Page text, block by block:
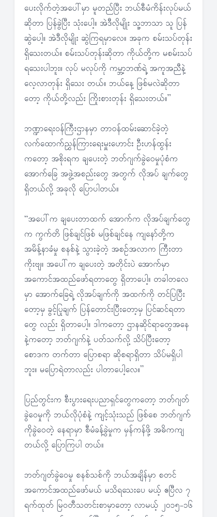
ပေးလိုက်တဲ့အပေါ်မှာ မူတည်ပြီး ဘယ်စီမံကိန်းလုပ်မယ်
ဆိုတာ ပြန်ခွဲပြီး သုံးပေါ့။ အဲဒီလိုမျိုး သူ့ဘာသာ သူ ပြန်
ဆွဲပေါ့။ အဲဒီလိုမျိုး ဆွဲကြရမှာလေ။ အခုက စမ်းသပ်တုန်း
ရှိသေးတယ်။ စမ်းသပ်တုန်းဆိုတာ ကိုယ်တို့က မစမ်းသပ်
ရသေးပါဘူး။ လုပ် မလုပ်ကို ကမ္ဘာ့ဘဏ်ရဲ့ အကူအညီနဲ့
လေ့လာတုန်း ရှိသေး တယ်။ ဘယ်နေ့ ဖြစ်မလဲဆိုတာ
တော့ ကိုယ်တို့လည်း ကြိုးစားတုန်း ရှိသေးတယ်။”
ဘဏ္ဍာရေးဝန်ကြီးဌာနမှာ တာဝန်ထမ်းဆောင်ခဲ့တဲ့
လက်ထောက်ညွှန်ကြားရေးမှူးဟောင်း ဦးဟန်ထွန်း
ကတော့ အစိုးရက ချပေးတဲ့ ဘတ်ဂျက်ခွဲဝေမှုပုံစံက
အောက်ခြေ အဖွဲ့အစည်းတွေ အတွက် လိုအပ် ချက်တွေ
ရှိတယ်လို့ အခုလို ပြောပါတယ်။
“အပေါ်က ချပေးတာထက် အောက်က လိုအပ်ချက်တွေ
က ကွက်တိ ဖြစ်ချင်ဖြစ် မဖြစ်ချင်နေ ကျနော်တို့က
အမိန့်နာခံမှု စနစ်နဲ့ သွားခဲ့တဲ့ အစဉ်အလာက ကြီးတာ
ကိုးဗျ။ အပေါ်က ချပေးတဲ့ အတိုင်းပဲ အောက်မှာ
အကောင်အထည်ဖော်ရတာတွေ ရှိတာပေါ့။ တခါတလေ
မှာ အောက်ခြေရဲ့ လိုအပ်ချက်ကို အထက်ကို တင်ပြပြီး
တော့မှ ခွင့်ပြုချက် ပြန်တောင်းပြီးတော့မှ ပြင်ဆင်ရတာ
တွေ လည်း ရှိတာပေါ့။ ဒါကတော့ ဌာနဆိုင်ရာတွေအနေ
နဲ့ကတော့ ဘတ်ဂျက်နဲ့ ပတ်သက်လို့ သိပ်ပြီးတော့
စောဒက တက်တာ ပြောစရာ ဆိုစရာရှိတာ သိပ်မရှိပါ
ဘူး။ မပြောရဲတာလည်း ပါတာပေါ့လေ။”
ပြည်တွင်းက စီးပွားရေးပညာရှင်တွေကတော့ ဘတ်ဂျတ်
ခွဲဝေမှုကို ဘယ်လိုပုံစံနဲ့ ကျင့်သုံးသည် ဖြစ်စေ ဘတ်ဂျက်
ကိုခွဲဝေတဲ့ နေရာမှာ စီမံခန့်ခွဲမှုက မှန်ကန်ဖို့ အဓိကကျ
တယ်လို့ ပြောကြပါ တယ်။
ဘတ်ဂျတ်ခွဲဝေမှု စနစ်သစ်ကို ဘယ်အချိန်မှာ စတင်
အကောင်အထည်ဖော်မယ် မသိရသေးပေ မယ့် ဧပြီလ ၇
ရက်ထုတ် မြဝတီသတင်းစာမှာတော့ လာမယ့် ၂၀၁၅-၁၆